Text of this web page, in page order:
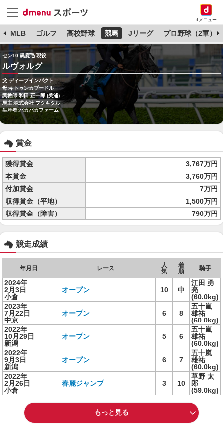
dメニュー
MLB ゴルフ 高校野球 競馬 Jリーグ プロ野球（2軍）
セン10 黒鹿毛 現役
ルヴォルグ
父:ディープインパクト
母:キトゥンカブードル
調教師:和田 正一郎 (美浦)
馬主:株式会社 フクキタル
生産者:パカパカファーム
賞金
獲得賞金
3,767万円
本賞金
3,760万円
付加賞金
7万円
収得賞金（平地）
1,500万円
収得賞金（障害）
790万円
競走成績
年月日 レース
人
気
着
順
騎手
2024年
2月3日
小倉
オープン 10 中
江田 勇
亮
(60.0kg)
2023年
7月22日
中京
オープン 6 8
五十嵐
雄祐
(60.0kg)
2022年
10月29日
新潟
オープン 5 6
五十嵐
雄祐
(60.0kg)
2022年
9月3日
新潟
オープン 6 7
五十嵐
雄祐
(60.0kg)
2022年
2月26日
小倉
春麗ジャンプ 3 10
草野 太
郎
(59.0kg)
もっと見る